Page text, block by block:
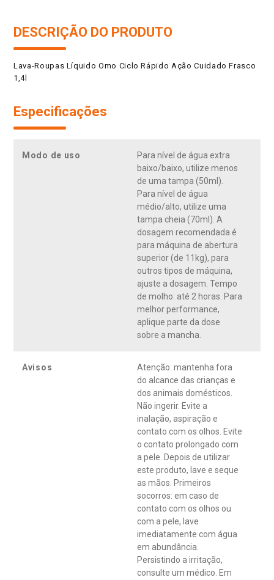
DESCRIÇÃO DO PRODUTO
Lava-Roupas Líquido Omo Ciclo Rápido Ação Cuidado Frasco
1,4l
Especificações
Modo de uso
Para nível de água extra
baixo/baixo, utilize menos
de uma tampa (50ml).
Para nível de água
médio/alto, utilize uma
tampa cheia (70ml). A
dosagem recomendada é
para máquina de abertura
superior (de 11kg), para
outros tipos de máquina,
ajuste a dosagem. Tempo
de molho: até 2 horas. Para
melhor performance,
aplique parte da dose
sobre a mancha.
Avisos
Atenção: mantenha fora
do alcance das crianças e
dos animais domésticos.
Não ingerir. Evite a
inalação, aspiração e
contato com os olhos. Evite
o contato prolongado com
a pele. Depois de utilizar
este produto, lave e seque
as mãos. Primeiros
socorros: em caso de
contato com os olhos ou
com a pele, lave
imediatamente com água
em abundância.
Persistindo a irritação,
consulte um médico. Em